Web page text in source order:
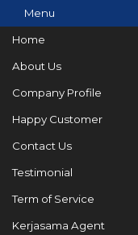
Menu
Home
About Us
Company Profile
Happy Customer
Contact Us
Testimonial
Term of Service
Kerjasama Agent
Tips